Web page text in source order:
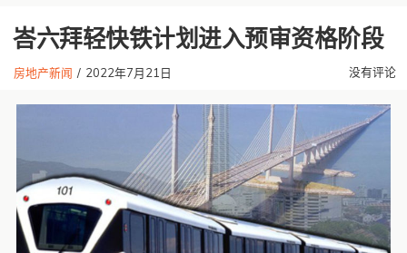
峇六拜轻快铁计划进入预审资格阶段
房地产新闻 / 2022年7月21日 没有评论